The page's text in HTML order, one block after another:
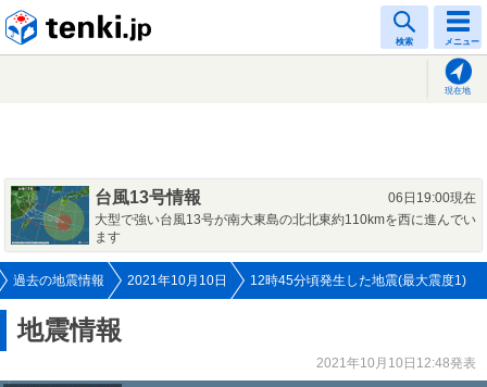
検索 メニュー
現在地
台風13号情報
06日19:00現在
大型で強い台風13号が南大東島の北北東約110kmを西に進んでい
ます
過去の地震情報 2021年10月10日 12時45分頃発生した地震(最大震度1)
地震情報
2021年10月10日12:48発表